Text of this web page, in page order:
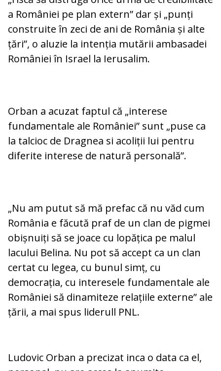
a României pe plan extern” dar și „punți
construite în zeci de ani de România și alte
țări”, o aluzie la intenția mutării ambasadei
României în Israel la Ierusalim.
Orban a acuzat faptul că „interese
fundamentale ale României” sunt „puse ca
la talcioc de Dragnea si acoliții lui pentru
diferite interese de natură personală”.
„Nu am putut să mă prefac că nu văd cum
România e făcută praf de un clan de pigmei
obișnuiți să se joace cu lopățica pe malul
lacului Belina. Nu pot să accept ca un clan
certat cu legea, cu bunul simț, cu
democrația, cu interesele fundamentale ale
României să dinamiteze relațiile externe” ale
țării, a mai spus liderull PNL.
Ludovic Orban a precizat inca o data ca el,